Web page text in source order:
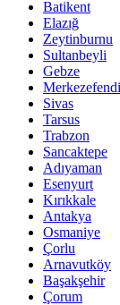
Batikent
Elazığ
Zeytinburnu
Sultanbeyli
Gebze
Merkezefendi
Sivas
Tarsus
Trabzon
Sancaktepe
Adıyaman
Esenyurt
Kırıkkale
Antakya
Osmaniye
Çorlu
Arnavutköy
Başakşehir
Çorum